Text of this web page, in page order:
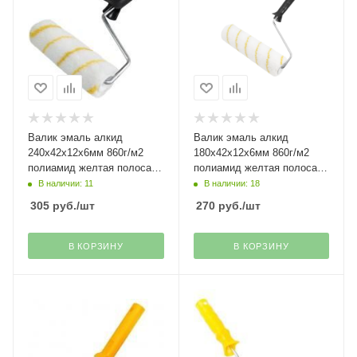
Валик эмаль алкид
240х42х12х6мм 860г/м2
полиамид желтая полоса
Decor(45)
В наличии: 11
305 руб./шт
В КОРЗИНУ
Валик эмаль алкид
180х42х12х6мм 860г/м2
полиамид желтая полоса
Decor(55)*
В наличии: 18
270руб./шт
В КОРЗИНУ